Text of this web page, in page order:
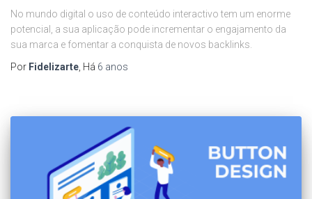
No mundo digital o uso de conteúdo interactivo tem um enorme
potencial, a sua aplicação pode incrementar o engajamento da
sua marca e fomentar a conquista de novos backlinks.
Por Fidelizarte , Há 6 anos